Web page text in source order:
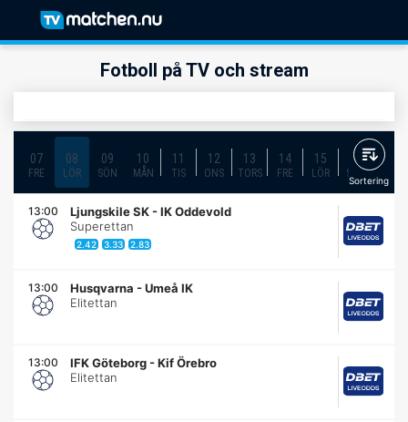
Fotboll på TV och stream
07
FRE
08
LÖR
09
SÖN
10
MÅN
11
TIS
12
ONS
13
TORS
14
FRE
15
LÖR
16
SÖN
Sortering
13:00 Ljungskile SK -IK Oddevold
Superettan
2.42 3.33 2.83
13:00 Husqvarna -Umeå IK
Elitettan
13:00 IFK Göteborg -Kif Örebro
Elitettan